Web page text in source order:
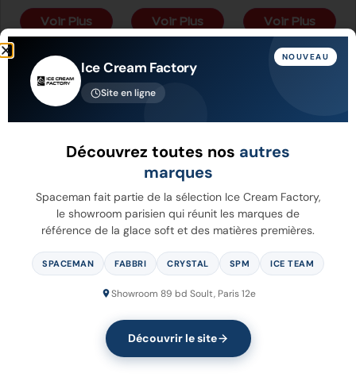
Voir Plus Voir Plus Voir Plus
6228A-C 6235A-C
Voir Plus
6240
NOUVEAU
Ice Cream Factory
Site en ligne
Découvrez toutes nos autres
marques
Spaceman fait partie de la sélection Ice Cream Factory,
le showroom parisien qui réunit les marques de
référence de la glace soft et des matières premières.
SPACEMAN FABBRI CRYSTAL SPM ICE TEAM
Showroom 89 bd Soult, Paris 12e
Découvrir le site